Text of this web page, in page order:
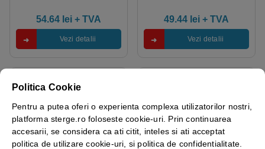
54.64 lei + TVA
Vezi detalii
49.44 lei + TVA
Vezi detalii
Politica Cookie
Pentru a putea oferi o experienta complexa utilizatorilor nostri,
platforma sterge.ro foloseste cookie-uri. Prin continuarea
accesarii, se considera ca ati citit, inteles si ati acceptat
politica de utilizare cookie-uri, si politica de confidentialitate.